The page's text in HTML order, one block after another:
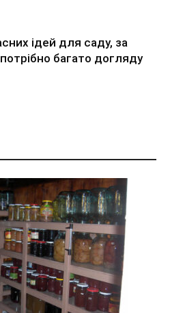
ідей для саду, за
багато догляду